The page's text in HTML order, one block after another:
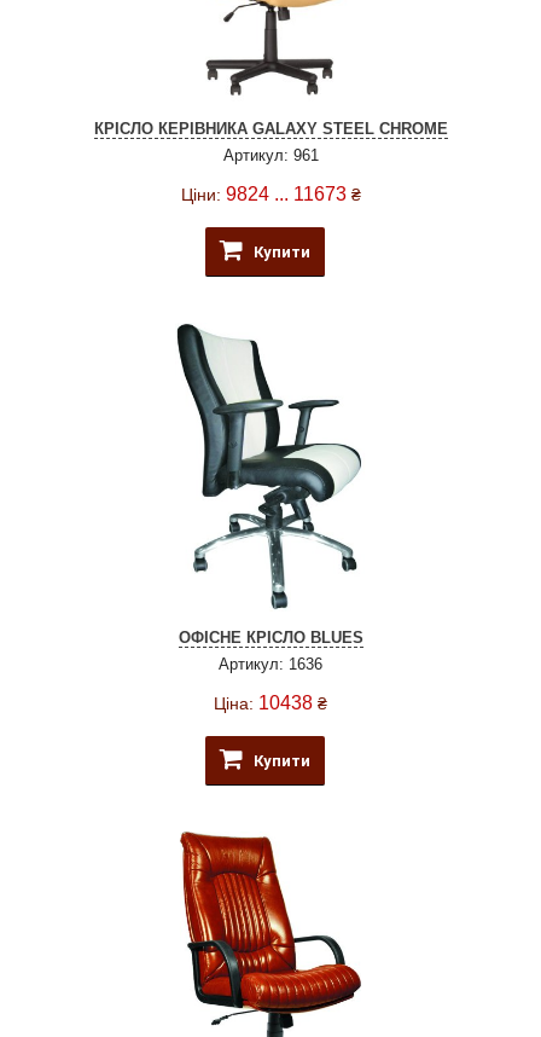
КРІСЛО КЕРІВНИКА GALAXY STEEL CHROME
Артикул: 961
Ціни: 9824 ... 11673 ₴
Купити
ОФІСНЕ КРІСЛО BLUES
Артикул: 1636
Ціна: 10438 ₴
Купити